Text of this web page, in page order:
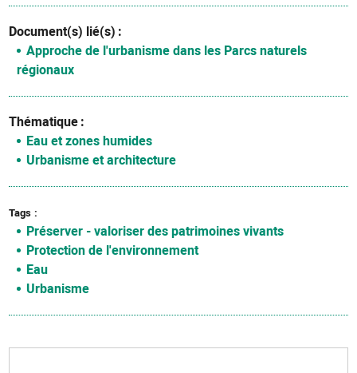
Document(s) lié(s)
Approche de l'urbanisme dans les Parcs naturels
régionaux
Thématique
Eau et zones humides
Urbanisme et architecture
Tags
Préserver - valoriser des patrimoines vivants
Protection de l'environnement
Eau
Urbanisme